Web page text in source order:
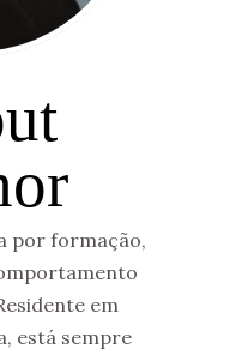
por formação,
em
está sempre